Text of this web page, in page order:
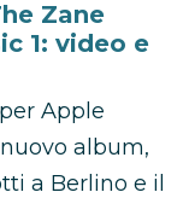
Zane
1: video e
Apple
album,
a Berlino e il